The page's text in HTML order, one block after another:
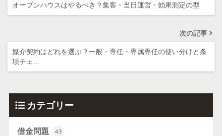
オープンハウスはやるべき？集客・当日運営・効果測定の型
次の記事
媒介契約はどれを選ぶ？一般・専任・専属専任の使い分けと条
項チェ…
カテゴリー
借金問題 43